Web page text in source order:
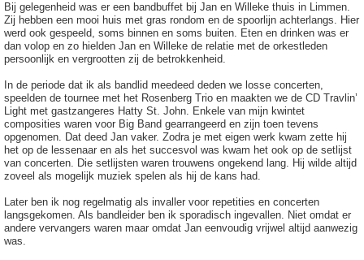
Bij gelegenheid was er een bandbuffet bij Jan en Willeke thuis in Limmen.
Zij hebben een mooi huis met gras rondom en de spoorlijn achterlangs. Hier
werd ook gespeeld, soms binnen en soms buiten. Eten en drinken was er
dan volop en zo hielden Jan en Willeke de relatie met de orkestleden
persoonlijk en vergrootten zij de betrokkenheid.
In de periode dat ik als bandlid meedeed deden we losse concerten,
speelden de tournee met het Rosenberg Trio en maakten we de CD Travlin’
Light met gastzangeres Hatty St. John. Enkele van mijn kwintet
composities waren voor Big Band gearrangeerd en zijn toen tevens
opgenomen. Dat deed Jan vaker. Zodra je met eigen werk kwam zette hij
het op de lessenaar en als het succesvol was kwam het ook op de setlijst
van concerten. Die setlijsten waren trouwens ongekend lang. Hij wilde altijd
zoveel als mogelijk muziek spelen als hij de kans had.
Later ben ik nog regelmatig als invaller voor repetities en concerten
langsgekomen. Als bandleider ben ik sporadisch ingevallen. Niet omdat er
andere vervangers waren maar omdat Jan eenvoudig vrijwel altijd aanwezig
was.